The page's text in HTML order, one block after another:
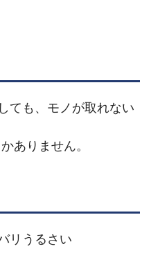
ても、モノが取れない
ありません。
リうるさい